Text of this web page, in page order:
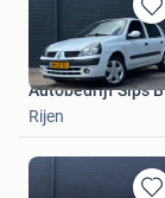
in
Mijn
Autobedrijf Sips
Rijen